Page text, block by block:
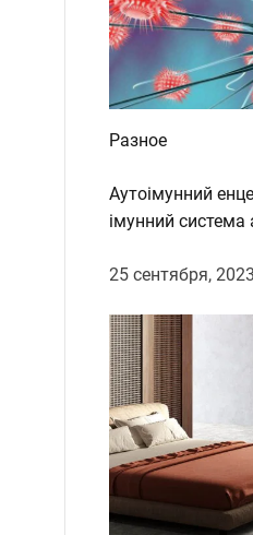
Разное
Аутоімунний
імунний
25 сентября, 2023